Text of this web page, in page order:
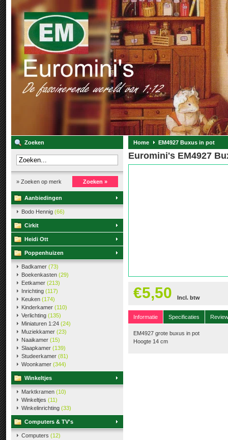
Zoeken
» Zoeken op merk Zoeken »
Aanbiedingen
Bodo Hennig (66)
Cirkit
Heidi Ott
Poppenhuizen
Badkamer (73)
Boekenkasten (29)
Eetkamer (213)
Inrichting (117)
Keuken (174)
Kinderkamer (110)
Verlichting (135)
Miniaturen 1:24 (24)
Muziekkamer (23)
Naaikamer (15)
Slaapkamer (139)
Studeerkamer (81)
Woonkamer (344)
Winkeltjes
Marktkramen (10)
Winkeltjes (11)
Winkelinrichting (33)
Computers & TV's
Computers (12)
Home EM4927 Buxus in pot
Euromini's EM4927
€5,50 Incl. btw
Informatie Specificaties
EM4927 grote buxus in pot
Hoogte 14 cm